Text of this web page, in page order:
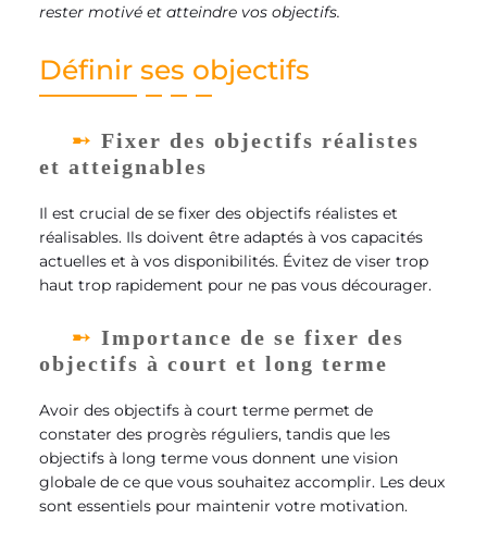
rester motivé et atteindre vos objectifs.
Définir ses objectifs
Fixer des objectifs réalistes
et atteignables
Il est crucial de se fixer des objectifs réalistes et
réalisables. Ils doivent être adaptés à vos capacités
actuelles et à vos disponibilités. Évitez de viser trop
haut trop rapidement pour ne pas vous décourager.
Importance de se fixer des
objectifs à court et long terme
Avoir des objectifs à court terme permet de
constater des progrès réguliers, tandis que les
objectifs à long terme vous donnent une vision
globale de ce que vous souhaitez accomplir. Les deux
sont essentiels pour maintenir votre motivation.